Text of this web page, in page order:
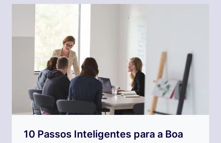
10 Passos Inteligentes para a Boa